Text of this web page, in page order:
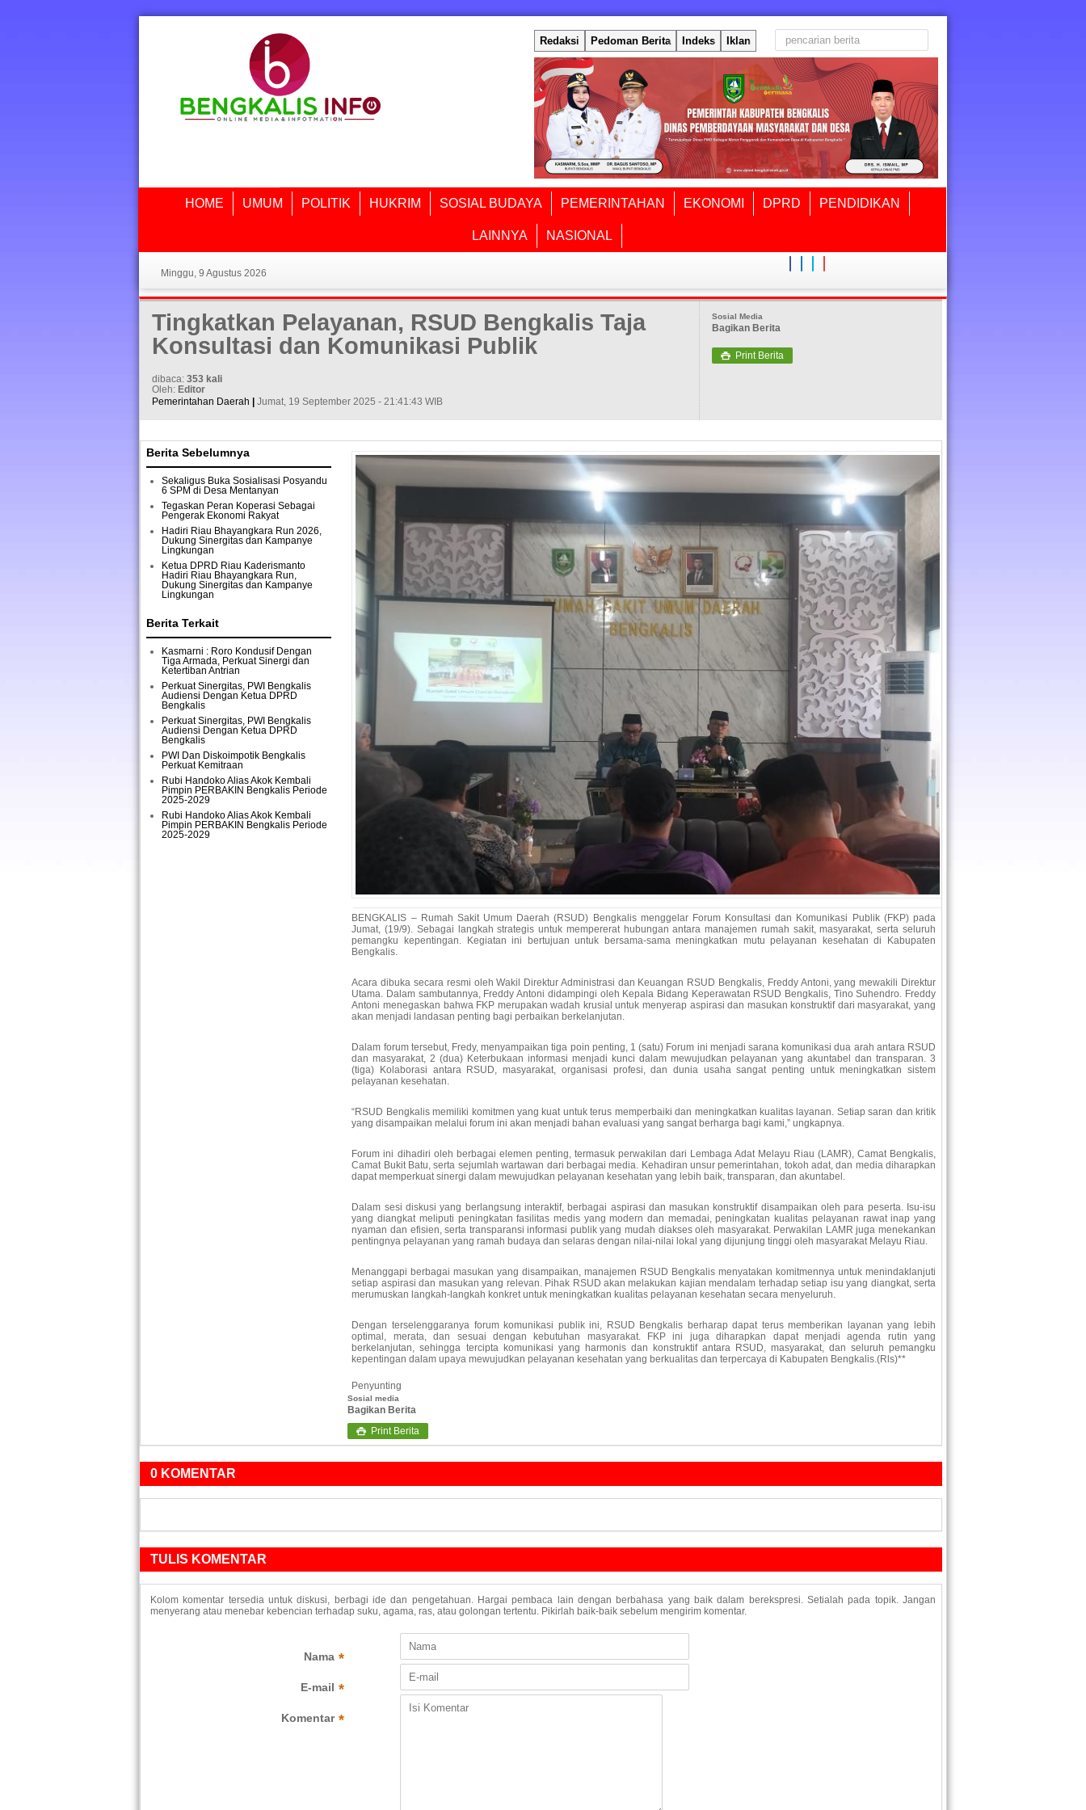
Redaksi Pedoman Berita Indeks Iklan
HOME UMUM POLITIK HUKRIM SOSIAL BUDAYA PEMERINTAHAN EKONOMI DPRD PENDIDIKAN
LAINNYA NASIONAL
Minggu, 9 Agustus 2026
Sosial Media
Bagikan Berita
 Print Berita
Tingkatkan Pelayanan, RSUD Bengkalis Taja
Konsultasi dan Komunikasi Publik
dibaca: 353 kali
Oleh: Editor
Pemerintahan Daerah
Jumat, 19 September 2025 - 21:41:43 WIB
Berita Sebelumnya
Sekaligus Buka Sosialisasi Posyandu
6 SPM di Desa Mentanyan
Tegaskan Peran Koperasi Sebagai
Pengerak Ekonomi Rakyat
Hadiri Riau Bhayangkara Run 2026,
Dukung Sinergitas dan Kampanye
Lingkungan
Ketua DPRD Riau Kaderismanto
Hadiri Riau Bhayangkara Run,
Dukung Sinergitas dan Kampanye
Lingkungan
Berita Terkait
Kasmarni : Roro Kondusif Dengan
Tiga Armada, Perkuat Sinergi dan
Ketertiban Antrian
Perkuat Sinergitas, PWI Bengkalis
Audiensi Dengan Ketua DPRD
Bengkalis
Perkuat Sinergitas, PWI Bengkalis
Audiensi Dengan Ketua DPRD
Bengkalis
PWI Dan Diskoimpotik Bengkalis
Perkuat Kemitraan
Rubi Handoko Alias Akok Kembali
Pimpin PERBAKIN Bengkalis Periode
2025-2029
Rubi Handoko Alias Akok Kembali
Pimpin PERBAKIN Bengkalis Periode
2025-2029
BENGKALIS – Rumah Sakit Umum Daerah (RSUD) Bengkalis menggelar Forum Konsultasi dan Komunikasi Publik (FKP) pada
Jumat, (19/9). Sebagai langkah strategis untuk mempererat hubungan antara manajemen rumah sakit, masyarakat, serta seluruh
pemangku kepentingan. Kegiatan ini bertujuan untuk bersama-sama meningkatkan mutu pelayanan kesehatan di Kabupaten
Bengkalis.
Acara dibuka secara resmi oleh Wakil Direktur Administrasi dan Keuangan RSUD Bengkalis, Freddy Antoni, yang mewakili Direktur
Utama. Dalam sambutannya, Freddy Antoni didampingi oleh Kepala Bidang Keperawatan RSUD Bengkalis, Tino Suhendro. Freddy
Antoni menegaskan bahwa FKP merupakan wadah krusial untuk menyerap aspirasi dan masukan konstruktif dari masyarakat, yang
akan menjadi landasan penting bagi perbaikan berkelanjutan.
Dalam forum tersebut, Fredy, menyampaikan tiga poin penting, 1 (satu) Forum ini menjadi sarana komunikasi dua arah antara RSUD
dan masyarakat, 2 (dua) Keterbukaan informasi menjadi kunci dalam mewujudkan pelayanan yang akuntabel dan transparan. 3
(tiga) Kolaborasi antara RSUD, masyarakat, organisasi profesi, dan dunia usaha sangat penting untuk meningkatkan sistem
pelayanan kesehatan.
“RSUD Bengkalis memiliki komitmen yang kuat untuk terus memperbaiki dan meningkatkan kualitas layanan. Setiap saran dan kritik
yang disampaikan melalui forum ini akan menjadi bahan evaluasi yang sangat berharga bagi kami,” ungkapnya.
Forum ini dihadiri oleh berbagai elemen penting, termasuk perwakilan dari Lembaga Adat Melayu Riau (LAMR), Camat Bengkalis,
Camat Bukit Batu, serta sejumlah wartawan dari berbagai media. Kehadiran unsur pemerintahan, tokoh adat, dan media diharapkan
dapat memperkuat sinergi dalam mewujudkan pelayanan kesehatan yang lebih baik, transparan, dan akuntabel.
Dalam sesi diskusi yang berlangsung interaktif, berbagai aspirasi dan masukan konstruktif disampaikan oleh para peserta. Isu-isu
yang diangkat meliputi peningkatan fasilitas medis yang modern dan memadai, peningkatan kualitas pelayanan rawat inap yang
nyaman dan efisien, serta transparansi informasi publik yang mudah diakses oleh masyarakat. Perwakilan LAMR juga menekankan
pentingnya pelayanan yang ramah budaya dan selaras dengan nilai-nilai lokal yang dijunjung tinggi oleh masyarakat Melayu Riau.
Menanggapi berbagai masukan yang disampaikan, manajemen RSUD Bengkalis menyatakan komitmennya untuk menindaklanjuti
setiap aspirasi dan masukan yang relevan. Pihak RSUD akan melakukan kajian mendalam terhadap setiap isu yang diangkat, serta
merumuskan langkah-langkah konkret untuk meningkatkan kualitas pelayanan kesehatan secara menyeluruh.
Dengan terselenggaranya forum komunikasi publik ini, RSUD Bengkalis berharap dapat terus memberikan layanan yang lebih
optimal, merata, dan sesuai dengan kebutuhan masyarakat. FKP ini juga diharapkan dapat menjadi agenda rutin yang
berkelanjutan, sehingga tercipta komunikasi yang harmonis dan konstruktif antara RSUD, masyarakat, dan seluruh pemangku
kepentingan dalam upaya mewujudkan pelayanan kesehatan yang berkualitas dan terpercaya di Kabupaten Bengkalis.(Rls)**
Penyunting
Sosial media
Bagikan Berita
 Print Berita
0 KOMENTAR
TULIS KOMENTAR
Kolom komentar tersedia untuk diskusi, berbagi ide dan pengetahuan. Hargai pembaca lain dengan berbahasa yang baik dalam berekspresi. Setialah pada topik. Jangan
menyerang atau menebar kebencian terhadap suku, agama, ras, atau golongan tertentu. Pikirlah baik-baik sebelum mengirim komentar.
Nama *
E-mail *
Komentar *